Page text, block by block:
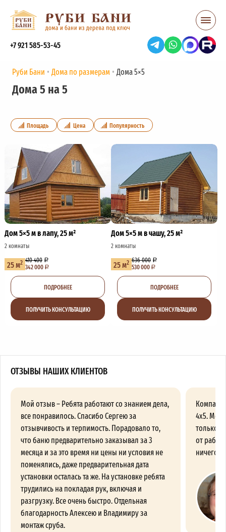
+7 921 585-53-45
Руби Бани Дома по размерам Дома 5×5
Дома 5 на 5
Площадь Цена Популярность
Дом 5×5 м в лапу, 25 м²
2 комнаты
25 м2 410 400
342 000
ПОДРОБНЕЕ
ПОЛУЧИТЬ КОНСУЛЬТАЦИЮ
Дом 5×5 м в чашу, 25 м²
2 комнаты
25 м2 636 000
530 000
ПОДРОБНЕЕ
ПОЛУЧИТЬ КОНСУЛЬТАЦИЮ
ОТЗЫВЫ НАШИХ КЛИЕНТОВ
Мой отзыв – Ребята работают со знанием дела,
все понравилось. Спасибо Сергею за
отзывчивость и терпимость. Порадовало то,
что баню предварительно заказывал за 3
месяца и за это время ни цены ни условия не
поменялись, даже предварительная дата
установки осталась та же. На установке ребята
трудились на покладая рук, включая и
разгрузку. Все очень быстро. Отдельная
благодарность Алексею и Владимиру за
монтаж сруба.
4х5.
только
от
ничего